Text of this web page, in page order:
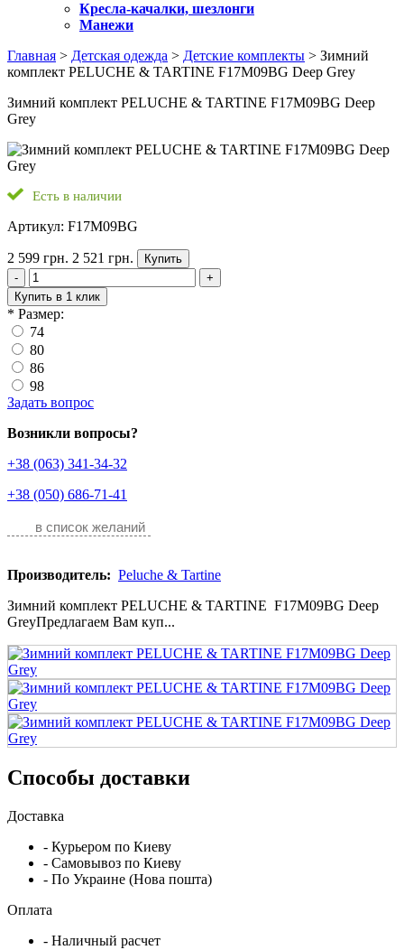
Кресла-качалки, шезлонги
Манежи
Главная > Детская одежда > Детские комплекты > Зимний
комплект PELUCHE & TARTINE F17M09BG Deep Grey
Зимний комплект PELUCHE & TARTINE F17M09BG Deep
Grey
Есть в наличии
Артикул: F17M09BG
2 599 грн. 2 521 грн.
Купить
-
+
Купить в 1 клик
* Размер:
74
80
86
98
Задать вопрос
Возникли вопросы?
+38 (063) 341-34-32
+38 (050) 686-71-41
в список желаний
Производитель: Peluche & Tartine
Зимний комплект PELUCHE & TARTINE F17M09BG Deep
GreyПредлагаем Вам куп...
Способы доставки
Доставка
- Курьером по Киеву
- Самовывоз по Киеву
- По Украине (Нова пошта)
Оплата
- Наличный расчет